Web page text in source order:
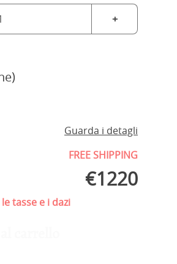
+
Guarda i detagli
FREE SHIPPING
€1220
tasse e i dazi